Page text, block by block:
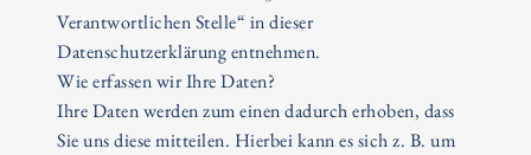
Verantwortlichen Stelle“ in dieser
Datenschutzerklärung entnehmen.
Wie erfassen wir Ihre Daten?
Ihre Daten werden zum einen dadurch erhoben, dass
Sie uns diese mitteilen. Hierbei kann es sich z. B. um